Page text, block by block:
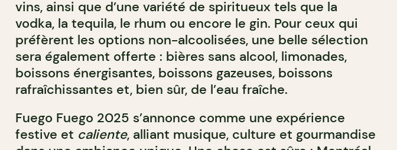
vins, ainsi que d’une variété de spiritueux tels que la
vodka, la tequila, le rhum ou encore le gin. Pour ceux qui
préfèrent les options non-alcoolisées, une belle sélection
sera également offerte : bières sans alcool, limonades,
boissons énergisantes, boissons gazeuses, boissons
rafraîchissantes et, bien sûr, de l’eau fraîche.
Fuego Fuego 2025 s’annonce comme une expérience
festive et caliente, alliant musique, culture et gourmandise